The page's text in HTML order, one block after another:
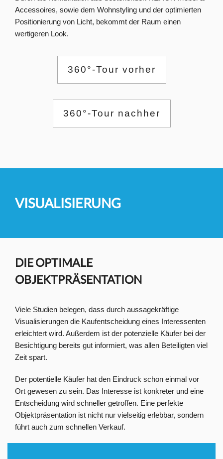
Accessoires, sowie dem Wohnstyling und der optimierten
Positionierung von Licht, bekommt der Raum einen
wertigeren Look.
360°-Tour vorher
360°-Tour nachher
VISUALISIERUNG
DIE OPTIMALE
OBJEKTPRÄSENTATION
Viele Studien belegen, dass durch aussagekräftige
Visualisierungen die Kaufentscheidung eines Interessenten
erleichtert wird. Außerdem ist der potenzielle Käufer bei der
Besichtigung bereits gut informiert, was allen Beteiligten viel
Zeit spart.
Der potentielle Käufer hat den Eindruck schon einmal vor
Ort gewesen zu sein. Das Interesse ist konkreter und eine
Entscheidung wird schneller getroffen. Eine perfekte
Objektpräsentation ist nicht nur vielseitig erlebbar, sondern
führt auch zum schnellen Verkauf.